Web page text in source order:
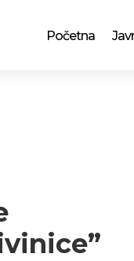
Početna